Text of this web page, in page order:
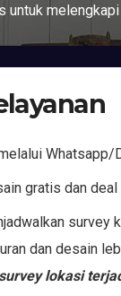
untuk melengkapi
Whatsapp/
gratis dan deal
survey
dan desain
lokasi